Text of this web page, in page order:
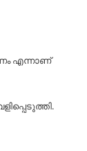
എന്നാണ്